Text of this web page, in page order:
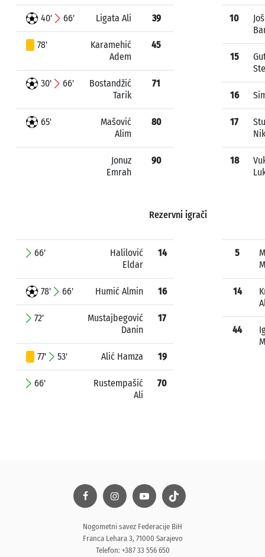
40' 66' Ligata Ali 39
78'
Karamehić
Adem
45
30' 66'
Bostandžić
Tarik
71
65'
Mašović
Alim
80
Jonuz
Emrah
90
10
15
16
17
18
Rezervni igrači
66'
Halilović
Eldar
14
78' 66' Humić Almin 16
72'
Mustajbegović
Danin
17
77' 53' Alić Hamza 19
66'
Rustempašić
Ali
70
5
14
44
Nogometni savez Federacije BiH
Franca Lehara 3, 71000 Sarajevo
Telefon: +387 33 556 650